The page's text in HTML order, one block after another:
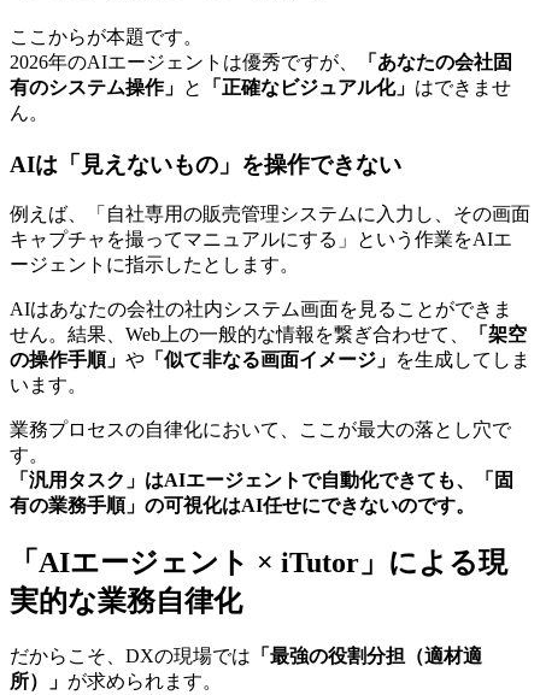
ここからが本題です。
2026年のAIエージェントは優秀ですが、
「あなたの会社固
有のシステム操作」 と 「正確なビジュアル化」 はできませ
ん。
AIは「見えないもの」を操作できない
例えば、「自社専用の販売管理システムに入力し、その画面
キャプチャを撮ってマニュアルにする」という作業をAIエ
ージェントに指示したとします。
AIはあなたの会社の社内システム画面を見ることができま
せん。結果、Web上の一般的な情報を繋ぎ合わせて、
「架空
の操作手順」 や 「似て非なる画面イメージ」 を生成してしま
います。
業務プロセスの自律化において、ここが最大の落とし穴で
す。
「汎用タスク」はAIエージェントで自動化できても、「固
有の業務手順」の可視化はAI任せにできないのです。
「AIエージェント × iTutor」による現
実的な業務自律化
だからこそ、DXの現場では 「最強の役割分担（適材適
所）」 が求められます。